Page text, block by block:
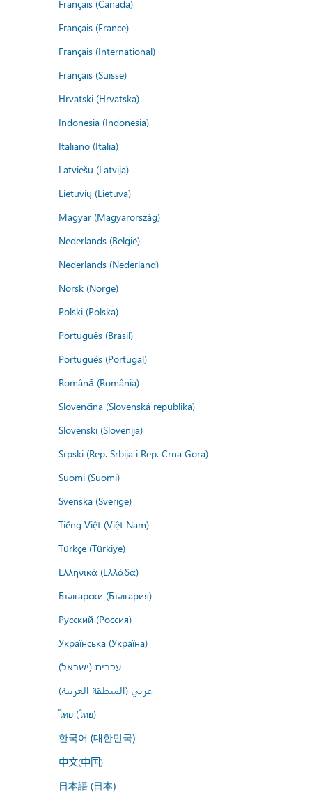
Français (Canada)
Français (France)
Français (International)
Français (Suisse)
Hrvatski (Hrvatska)
Indonesia (Indonesia)
Italiano (Italia)
Latviešu (Latvija)
Lietuvių (Lietuva)
Magyar (Magyarország)
Nederlands (België)
Nederlands (Nederland)
Norsk (Norge)
Polski (Polska)
Português (Brasil)
Português (Portugal)
Română (România)
Slovenčina (Slovenská republika)
Slovenski (Slovenija)
Srpski (Rep. Srbija i Rep. Crna Gora)
Suomi (Suomi)
Svenska (Sverige)
Tiếng Việt (Việt Nam)
Türkçe (Türkiye)
Ελληνικά (Ελλάδα)
Български (България)
Русский (Россия)
Українська (Україна)
עברית (ישראל)
عربي (المنطقة العربية)
ไทย (ไทย)
한국어 (대한민국)
中文(中国)
日本語 (日本)